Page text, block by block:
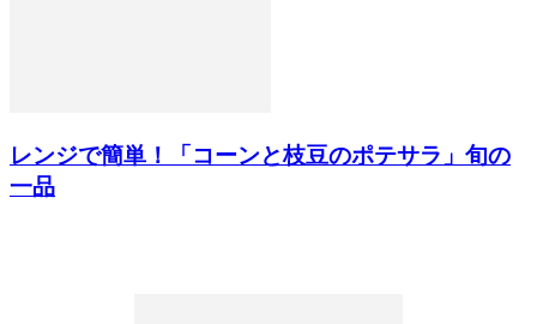
レンジで簡単！「コーンと枝豆のポテサラ」旬の
一品